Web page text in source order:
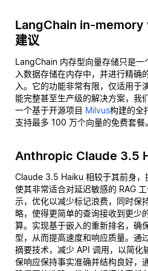
LangChain in-
建议
LangChain 内存型向量存储只是
入数据存储在内存中，并进行精确
入。它的功能非常有限，仅适用于
能完整甚至生产级的解决方案，我
一个基于开源项目 Milvus构建的全
支持最多 100 万个向量的免费套餐
Anthropic Claude 3.5
Claude 3.5 Haiku 相较于其前身，
使其非常适合对延迟敏感的 RAG
示，优化以减少标记浪费，同时保
略，使得更简单的查询接收到更少
算。实现基于嵌入的重新排名，确
型，从而提高速度和响应质量。通
摘要技术，减少 API 调用，以简化
保响应保持事实准确并结构良好，